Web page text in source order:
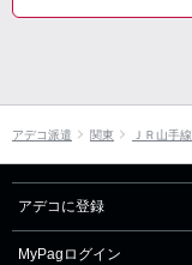
アデコ派遣 関東 ＪＲ山手線
アデコに登録
MyPagログイン